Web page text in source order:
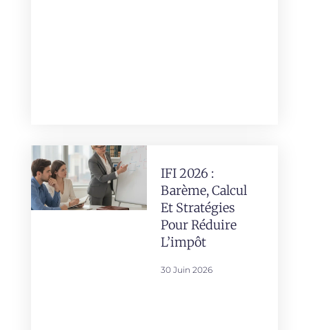
IFI 2026 :
Barème, Calcul
Et Stratégies
Pour Réduire
L’impôt
30 Juin 2026